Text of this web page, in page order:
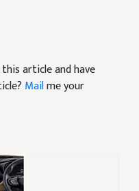
article and have
Mailme your